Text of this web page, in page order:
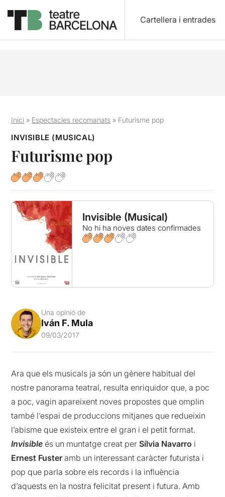
Cartellera i entrades
Inici » Espectacles recomanats » Futurisme pop
INVISIBLE (MUSICAL)
Futurisme pop
Invisible (Musical)
No hi ha noves dates confirmades
Una opinió de
Iván F. Mula
09/03/2017
Ara que els musicals ja són un gènere habitual del
nostre panorama teatral, resulta enriquidor que, a poc
a poc, vagin apareixent noves propostes que omplin
també l’espai de produccions mitjanes que redueixin
l’abisme que existeix entre el gran i el petit format.
Invisible és un muntatge creat perSílvia Navarro i
Ernest Fuster amb un interessant caràcter futurista i
pop que parla sobre els records i la influència
d’aquests en la nostra felicitat present i futura. Amb